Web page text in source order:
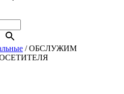
/ОБСЛУЖИМ